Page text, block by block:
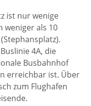
ist nur wenige
weniger als 10
4A, die
Busbahnhof
erreichbar ist. Über
zum Flughafen